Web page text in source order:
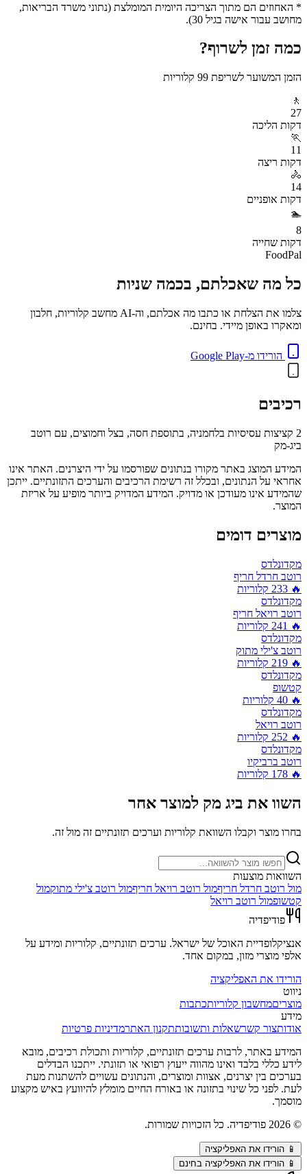
* האחוזים הם מתוך הצריכה היומית המומלצת (נתוני משרד הבריאות,
מחושב עבור אישה בגיל 30).
כמה זמן לשרוף?
הזמן המשוער לשריפת 99 קלוריות
🚶
27
דקות הליכה
🏃
11
דקות ריצה
🚴
14
דקות אופניים
🏊
8
דקות שחייה
FoodPal
כל מה שאכלתם, בכמה שניות
צלמו את הצלחת או כתבו מה אכלתם, וה-AI מחשב קלוריות, חלבון
ומאקרו באופן מיידי. בחינם.
הורידו מ-Google Play
רכיבים
2 קציצות עסיסיות בלחמניה, בתוספת חסה, בצל וחמוצים, עם רוטב
ביג-מק
המידע המוצג באתר מקורו בנתונים שפורסמו על ידי היצרנים. האתר אינו
אחראי על הנתונים, ובכלל זה רשימת הרכיבים והערכים התזונתיים. ייתכן
שהמידע אינו מעודכן או מדויק. המידע המדויק ביותר מופיע על אריזת
המוצר.
מוצרים דומים
מקדונלדס
רוטב חרדל חריף
🔥
233 קלוריות
מקדונלדס
רוטב רויאל חריף
🔥
241 קלוריות
מקדונלדס
רוטב צ'ילי מתוק
🔥
219 קלוריות
מקדונלדס
קטשופ
🔥
40 קלוריות
מקדונלדס
רוטב רויאל
🔥
252 קלוריות
מקדונלדס
רוטב ברביקיו
🔥
178 קלוריות
השוו את ביג מק למוצר אחר
בחרו מוצר וקבלו השוואת קלוריות וערכים תזונתיים זה מול זה.
השוואות מוצעות
מול רוטב חרדל חריףמול רוטב רויאל חריףמול רוטב צ'ילי מתוקמול
קטשופמול רוטב רויאל
פודיפדיה
אנציקלופדיית האוכל של ישראל. ערכים תזונתיים, קלוריות ומידע על
אלפי מוצרי מזון, במקום אחד.
הורידו את האפליקציה
ניווט
מוצריםמחשבון קלוריותכתבות
מידע
אודותצור קשרשאלות ותשובותתקנון האתרמדיניות פרטיות
המידע באתר, לרבות ערכים תזונתיים, קלוריות ותכולת רכיבים, מובא
לידע כללי בלבד ואינו מהווה ייעוץ רפואי או תזונתי. ייתכנו הבדלים
בערכים בין יצרנים, אצוות ומוצרים, והנתונים עשויים להשתנות מעת
לעת. לפני כל שינוי בתזונה או באורח החיים מומלץ להיוועץ באיש מקצוע
מוסמך.
©
2026 פודיפדיה. כל הזכויות שמורות.
📱 הורידו את האפליקציה
📱 הורידו את האפליקציה בחינם